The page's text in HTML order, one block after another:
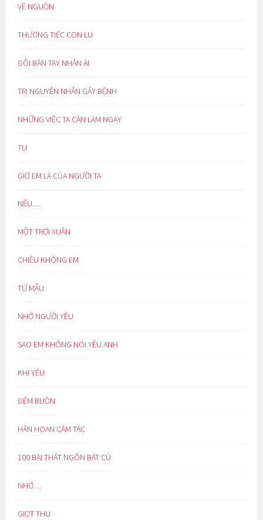
VỀ NGUỒN
THƯƠNG TIẾC CON LU
ĐÔI BÀN TAY NHÂN ÁI
TRỊ NGUYÊN NHÂN GÂY BỆNH
NHỮNG VIỆC TA CẦN LÀM NGAY
TU
GIỜ EM LÀ CỦA NGƯỜI TA
NẾU…
MỘT TRỜI XUÂN
CHIỀU KHÔNG EM
TỪ MẪU
NHỚ NGƯỜI YÊU
SAO EM KHÔNG NÓI YÊU ANH
KHI YÊU
ĐÊM BUỒN
HÂN HOAN CẢM TÁC
100 BÀI THẤT NGÔN BÁT CÚ
NHỚ…
GIỌT THU